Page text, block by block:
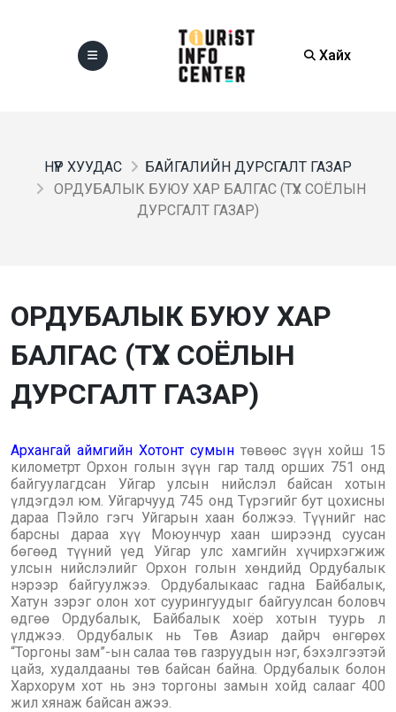
Хайх
НҮҮР ХУУДАС
БАЙГАЛИЙН ДУРСГАЛТ ГАЗАР
ОРДУБАЛЫК БУЮУ ХАР БАЛГАС (ТҮҮХ СОЁЛЫН
ДУРСГАЛТ ГАЗАР)
ОРДУБАЛЫК БУЮУ ХАР
БАЛГАС (ТҮҮХ СОЁЛЫН
ДУРСГАЛТ ГАЗАР)
Архангай аймгийн Хотонт сумын төвөөс зүүн хойш 15
километрт Орхон голын зүүн гар талд орших 751 онд
байгуулагдсан Уйгар улсын нийслэл байсан хотын
үлдэгдэл юм. Уйгарчууд 745 онд Түрэгийг бут цохисны
дараа Пэйло гэгч Уйгарын хаан болжээ. Түүнийг нас
барсны дараа хүү Моюунчур хаан ширээнд суусан
бөгөөд түүний үед Уйгар улс хамгийн хүчирхэгжиж
улсын нийслэлийг Орхон голын хөндийд Ордубалык
нэрээр байгуулжээ. Ордубалыкаас гадна Байбалык,
Хатун зэрэг олон хот суурингуудыг байгуулсан боловч
өдгөө Ордубалык, Байбалык хоёр хотын туурь л
үлджээ. Ордубалык нь Төв Азиар дайрч өнгөрөх
“Торгоны зам”-ын салаа төв газруудын нэг, бэхэлгээтэй
цайз, худалдааны төв байсан байна. Ордубалык болон
Хархорум хот нь энэ торгоны замын хойд салааг 400
жил хянаж байсан ажээ.